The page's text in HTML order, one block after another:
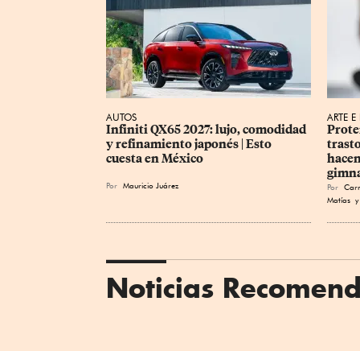
AUTOS
Infiniti QX65 2027: lujo, comodidad
y refinamiento japonés | Esto
cuesta en México
Por Mauricio Juárez
ARTE E
Por
Matías
Noticias